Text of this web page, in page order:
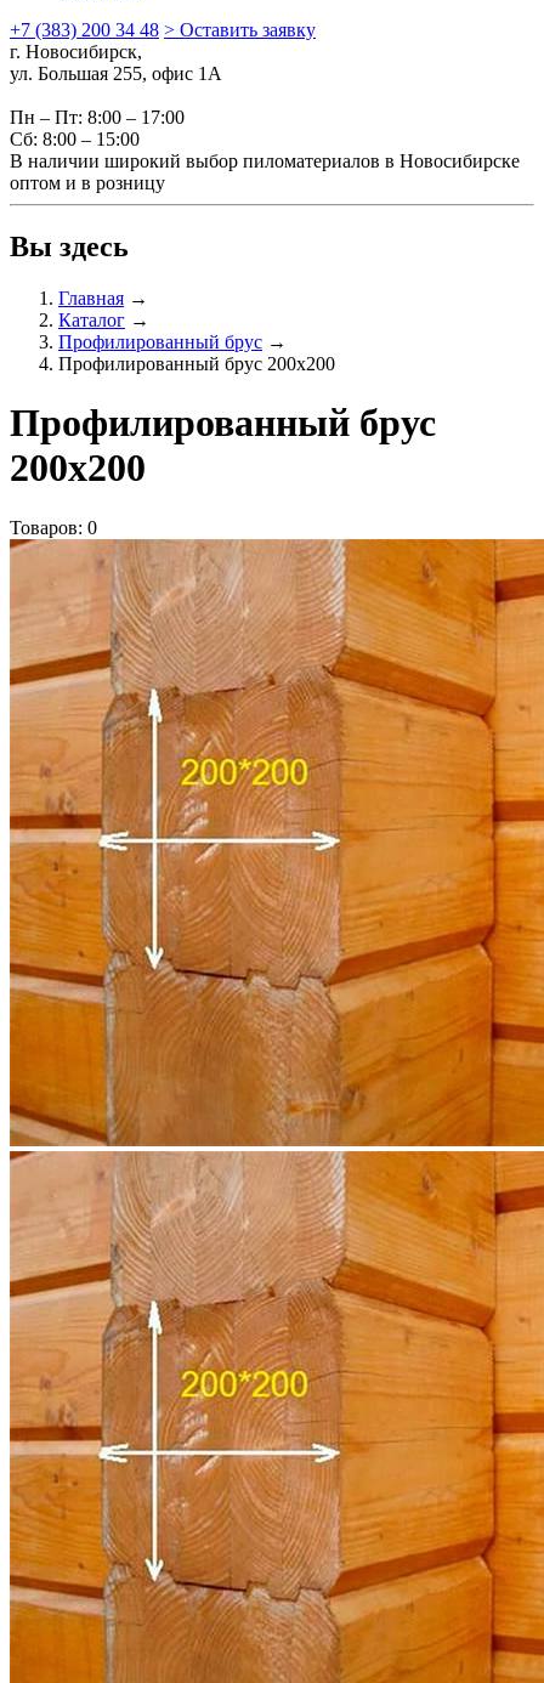
+7 (383) 200 34 48 > Оставить заявку
г. Новосибирск,
ул. Большая 255, офис 1А
Пн – Пт: 8:00 – 17:00
Сб: 8:00 – 15:00
В наличии широкий выбор пиломатериалов в Новосибирске
оптом и в розницу
Вы здесь
Главная →
Каталог →
Профилированный брус →
Профилированный брус 200х200
Профилированный брус
200х200
Товаров: 0